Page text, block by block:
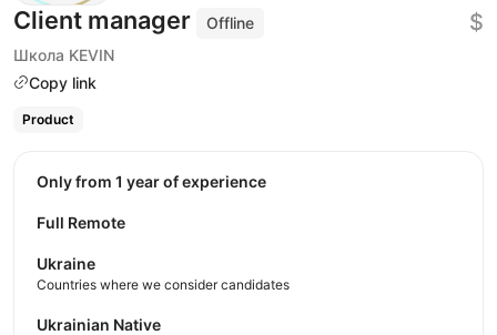
Сlient manager
Offline
Школа KEVIN
Copy link
$
Product
Only from 1 year of experience
Full Remote
Ukraine
Countries where we consider candidates
Ukrainian Native